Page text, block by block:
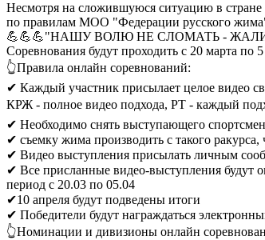
Несмотря на сложившуюся ситуацию в стране
по правилам МОО "Федерации русского
💪💪💪"НАШУ ВОЛЮ НЕ СЛОМАТЬ -
Соревнования будут проходить с 20 марта по
👆Правила онлайн соревнований:
✔ Каждый участник присылает целое видео
КРЖ - полное видео подхода, РТ - каждый
✔ Необходимо снять выступающего
✔ съемку жима производить с такого
✔ Видео выступления присылать личным
✔ Все присланные видео-выступления будут
период с 20.03 по 05.04
✔10 апреля будут подведены итоги
✔ Победители будут награждаться
👆Номинации и дивизионы онлайн